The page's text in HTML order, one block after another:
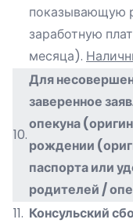
показывающую
заработную
месяца).
10.
Для
заверенное
опекуна
рождении
паспорта или
родителей /
11. Консульский